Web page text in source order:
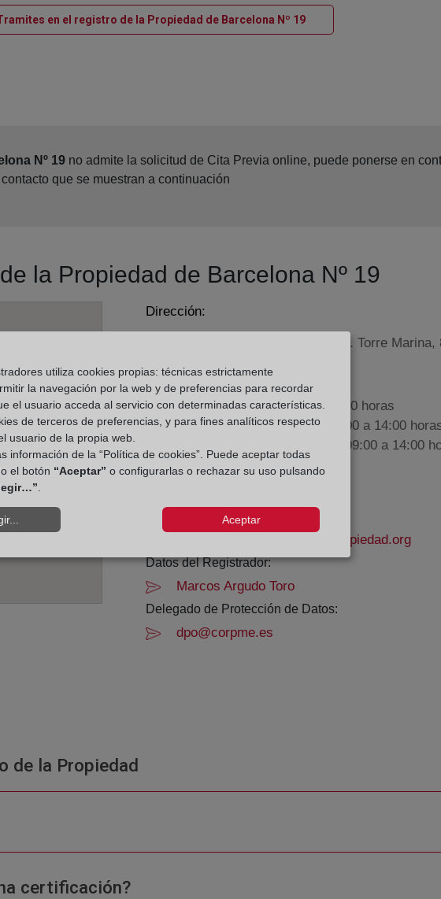
en el registro de la Propiedad de Barcelona Nº 19Ventana nueva
Nº 19 no admite la solicitud de Cita Previa online, puede ponerse en
que se muestran a continuación
la Propiedad de Barcelona Nº 19
Dirección:
Paseo de la Zona Franca, 109-Edif. Torre Marina,
Horario:
De lunes a viernes de 09:00 a 17:00 horas
Agosto: De lunes a viernes de 09:00 a 14:00
Los días 24 y 31 de diciembre de 09:00 a 14:00
(93) 225 40 77
barcelona19@registrodelapropiedad.org
Datos del Registrador:
Marcos Argudo Toro
Delegado de Protección de Datos:
dpo@corpme.es
de la Propiedad
certificación?
utiliza cookies propias: técnicas estrictamente
la navegación por la web y de preferencias para recordar
el usuario acceda al servicio con determinadas características.
de terceros de preferencias, y para fines analíticos respecto
usuario de la propia web.
información de la “Política de cookies”. Puede aceptar todas
el botón “Aceptar” o configurarlas o rechazar su uso pulsando
.
Aceptar